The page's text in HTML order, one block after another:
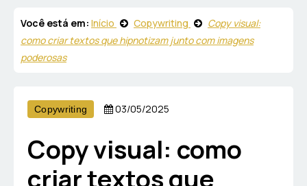
Você está em: Início Copywriting
Copy visual:
como criar textos que hipnotizam junto com imagens
poderosas
Copywriting 03/05/2025
Copy visual: como
criar textos que